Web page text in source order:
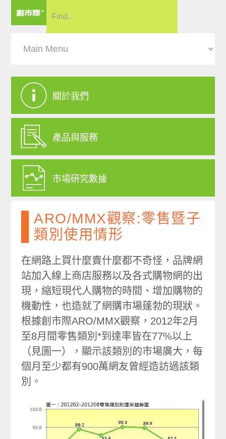
關於我們
產品與服務
市場研究數據
ARO/MMX觀察:零售暨子
類別使用情形
在網路上買什麼賣什麼都不奇怪，品牌網
站加入線上商店服務以及各式購物網的出
現，縮短現代人購物的時間、增加購物的
機動性，也造就了網購市場蓬勃的現狀。
根據創市際ARO/MMX觀察，2012年2月
至8月間零售類別*到達率皆在77%以上
（見圖一），顯示該類別的市場廣大，每
個月至少都有900萬網友曾經造訪過該類
別。